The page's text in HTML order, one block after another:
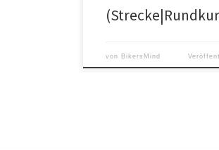
von BikersMind